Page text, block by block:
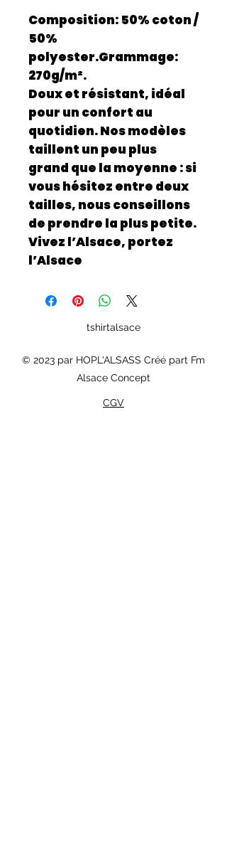
Composition: 50% coton /
50%
polyester.Grammage:
270g/m².
Doux et résistant, idéal
pour un confort au
quotidien. Nos modèles
taillent un peu plus
grand que la moyenne : si
vous hésitez entre deux
tailles, nous conseillons
de prendre la plus petite.
Vivez l’Alsace, portez
l’Alsace
tshirtalsace
© 2023 par HOPL'ALSASS Créé part Fm
Alsace Concept
CGV